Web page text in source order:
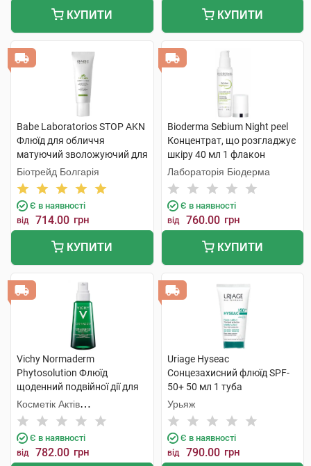
КУПИТИ КУПИТИ
Babe Laboratorios STOP AKN
Флюїд для обличчя
матуючий зволожуючий для
жирної та проблемної шкіри
50 мл 1 туба
Біотрейд Болгарія
Є в наявності
від 714.00 грн
КУПИТИ
Bioderma Sebium Night peel
Концентрат, що розгладжує
шкіру 40 мл 1 флакон
Лабораторія Біодерма
Є в наявності
від 760.00 грн
КУПИТИ
Vichy Normaderm
Phytosolution Флюїд
щоденний подвійної дії для
жирної, схильної до
недоліків шкіри 50 мл 1
флакон
Косметік Актів
Інтернаціональ
Є в наявності
від 782.00 грн
Uriage Hyseac
Сонцезахисний флюїд SPF-
50+ 50 мл 1 туба
Урьяж
Є в наявності
від 790.00 грн